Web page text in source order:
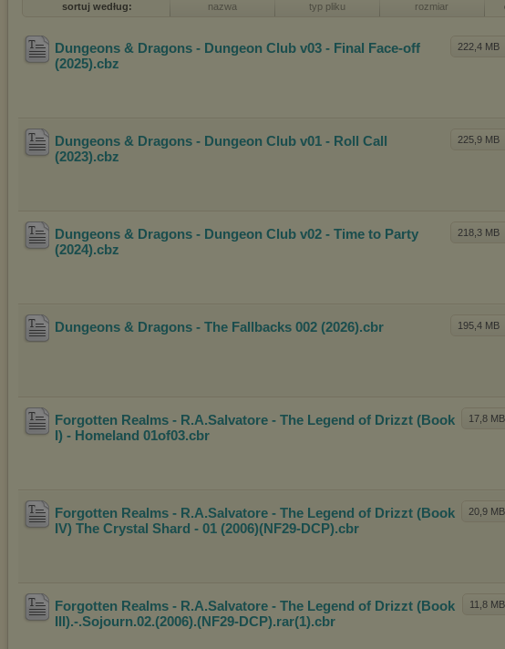
sortuj według: nazwa typ pliku rozmiar
222,4 MB
Dungeons & Dragons - Dungeon Club v03 - Final Face-off
(2025).cbz
225,9 MB
Dungeons & Dragons - Dungeon Club v01 - Roll Call
(2023).cbz
218,3 MB
Dungeons & Dragons - Dungeon Club v02 - Time to Party
(2024).cbz
195,4 MB
Dungeons & Dragons - The Fallbacks 002 (2026).cbr
17,8 MB
Forgotten Realms - R.A.Salvatore - The Legend of Drizzt (Book
I) - Homeland 01of03.cbr
20,9 MB
Forgotten Realms - R.A.Salvatore - The Legend of Drizzt (Book
IV) The Crystal Shard - 01 (2006)(NF29-DCP).cbr
11,8 MB
Forgotten Realms - R.A.Salvatore - The Legend of Drizzt (Book
III).-.Sojourn.02.(2006).(NF29-DCP).rar(1).cbr